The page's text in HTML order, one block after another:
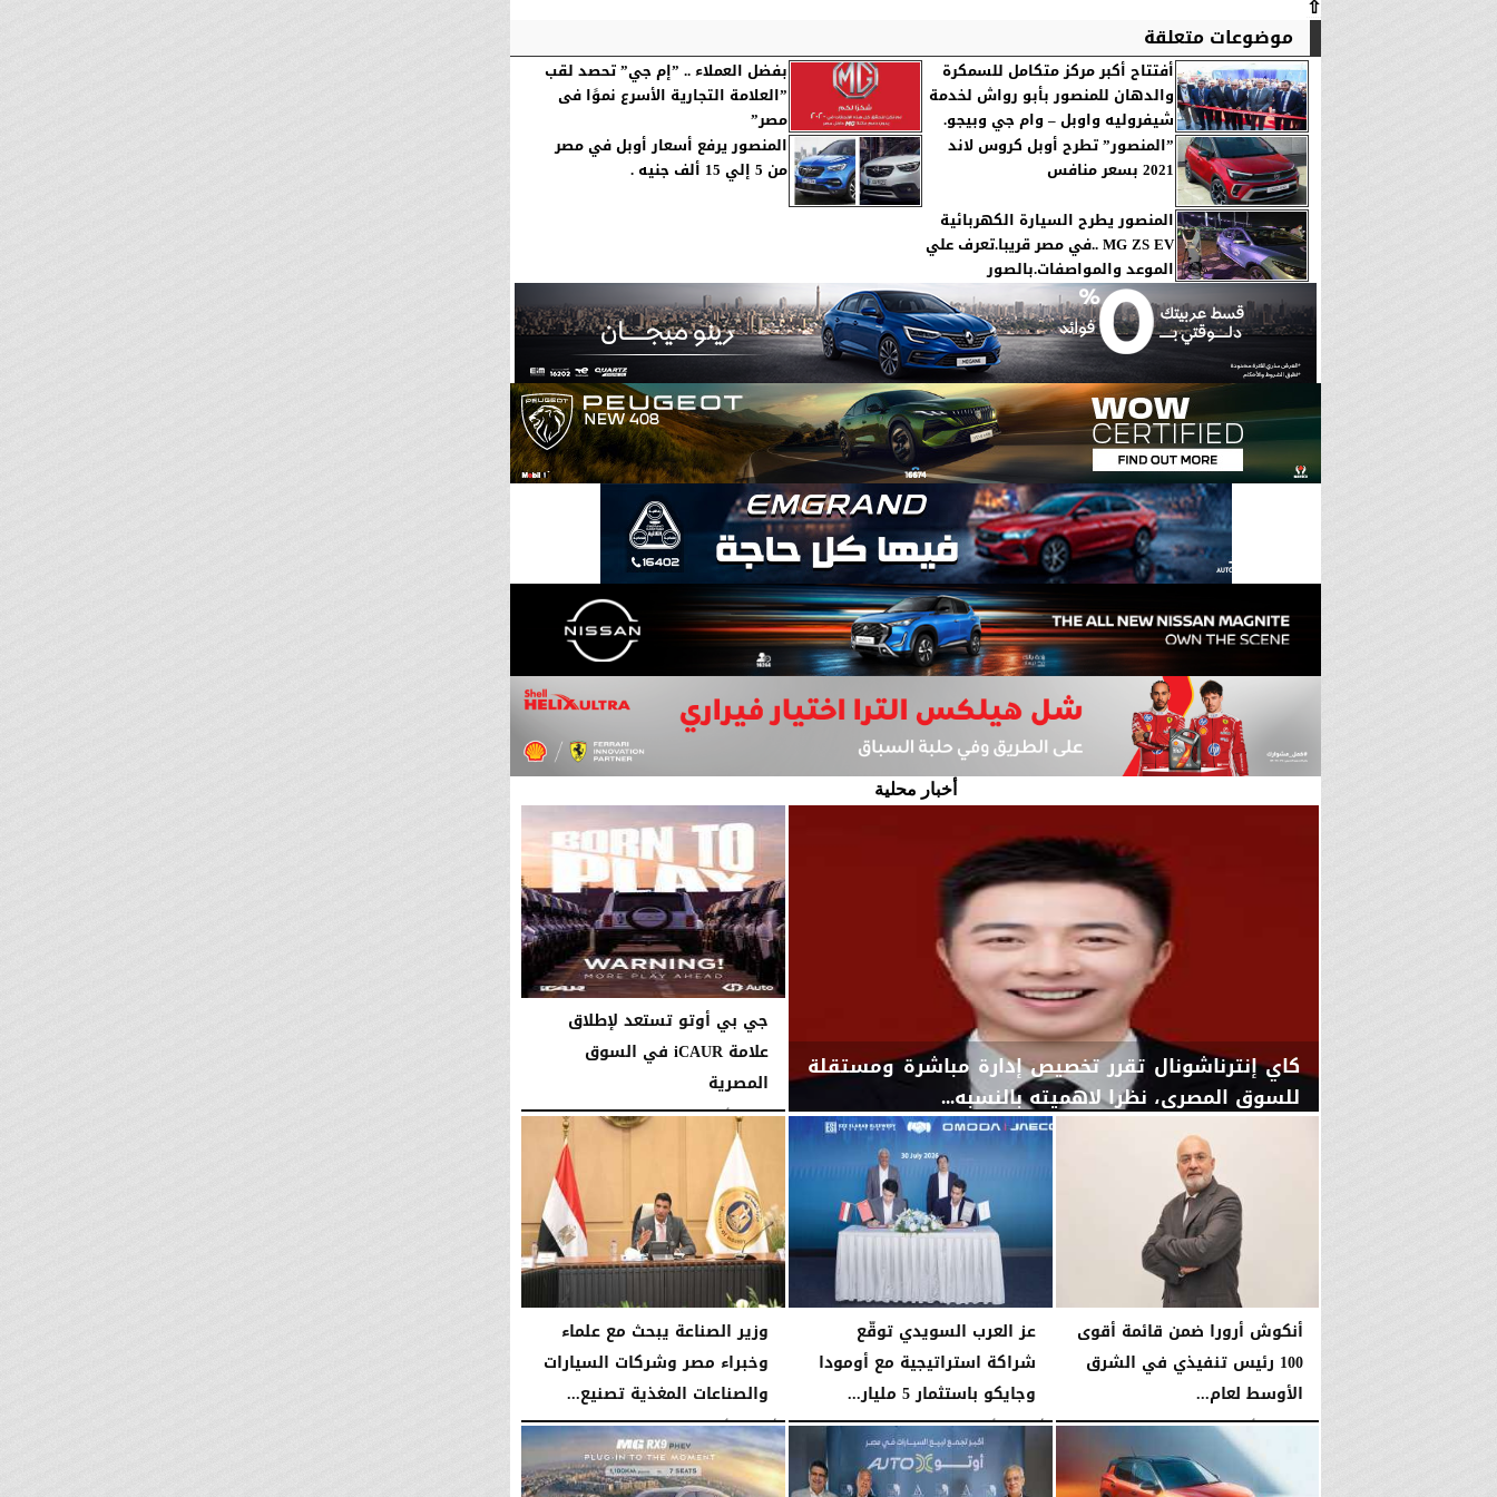
⇧
موضوعات متعلقة
أفتتاح أكبر مركز متكامل للسمكرة
والدهان للمنصور بأبو رواش لخدمة
شيفروليه واوبل – وام جي وبيجو.
بفضل العملاء .. ”إم جي” تحصد لقب
”العلامة التجارية الأسرع نموًا فى
مصر”
”المنصور” تطرح أوبل كروس لاند
2021 بسعر منافس
المنصور يرفع أسعار أوبل في مصر
من 5 إلي 15 ألف جنيه .
المنصور يطرح السيارة الكهربائية
MG ZS EV ..في مصر قريبا.تعرف علي
الموعد والمواصفات.بالصور
أخبار محلية
كاي إنترناشونال تقرر تخصيص إدارة مباشرة ومستقلة
للسوق المصري، نظرا لاهميته بالنسبه...
جي بي أوتو تستعد لإطلاق
علامة iCAUR في السوق
المصرية
الجمعة، 7 أغسطس 2026 12:17 صـ
أنكوش أرورا ضمن قائمة أقوى
100 رئيس تنفيذي في الشرق
الأوسط لعام...
الخميس، 6 أغسطس 2026 06:21 مـ
عز العرب السويدي توقّع
شراكة استراتيجية مع أومودا
وجايكو باستثمار 5 مليار...
الأربعاء، 5 أغسطس 2026 04:47 مـ
وزير الصناعة يبحث مع علماء
وخبراء مصر وشركات السيارات
والصناعات المغذية تصنيع...
الأربعاء، 5 أغسطس 2026 12:17 مـ